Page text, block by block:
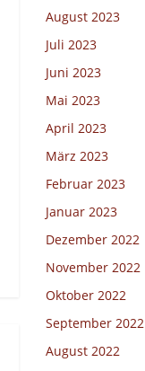
August 2023
Juli 2023
Juni 2023
Mai 2023
April 2023
März 2023
Februar 2023
Januar 2023
Dezember 2022
November 2022
Oktober 2022
September 2022
August 2022